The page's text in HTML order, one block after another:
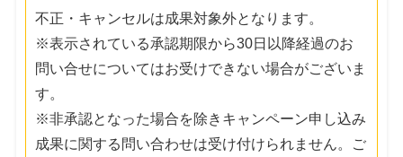
不正・キャンセルは成果対象外となります。
※表示されている承認期限から30日以降経過のお
問い合せについてはお受けできない場合がございま
す。
※非承認となった場合を除きキャンペーン申し込み
成果に関する問い合わせは受け付けられません。ご